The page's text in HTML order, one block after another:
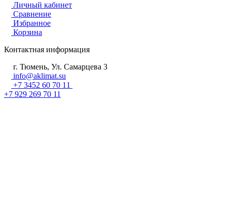
Личный кабинет
Сравнение
Избранное
Корзина
Контактная информация
г. Тюмень, Ул. Самарцева 3
info@aklimat.su
+7 3452 60 70 11
+7 929 269 70 11